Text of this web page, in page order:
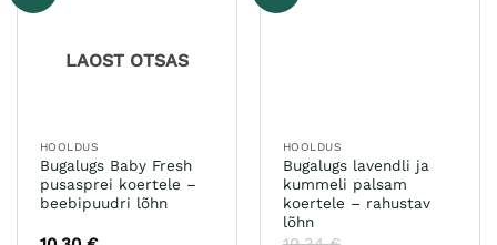
LAOST OTSAS
HOOLDUS
Bugalugs Baby Fresh
pusasprei koertele –
beebipuudri lõhn
HOOLDUS
Bugalugs lavendli ja
kummeli palsam
koertele – rahustav
lõhn